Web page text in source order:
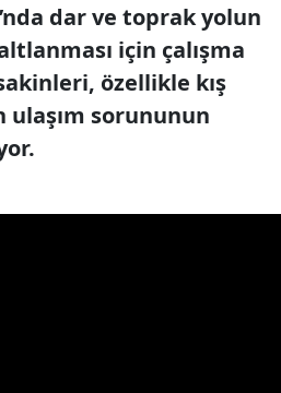
dar ve toprak yolun
için çalışma
özellikle kış
ulaşım sorununun